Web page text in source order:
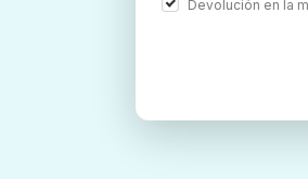
Devolución en la